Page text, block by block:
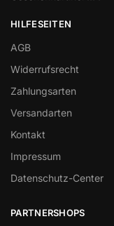
HILFESEITEN
AGB
Widerrufsrecht
Zahlungsarten
Versandarten
Kontakt
Impressum
Datenschutz-Center
PARTNERSHOPS